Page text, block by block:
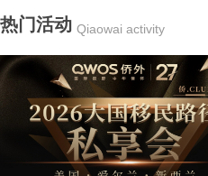
热门活动 Qiaowai activity